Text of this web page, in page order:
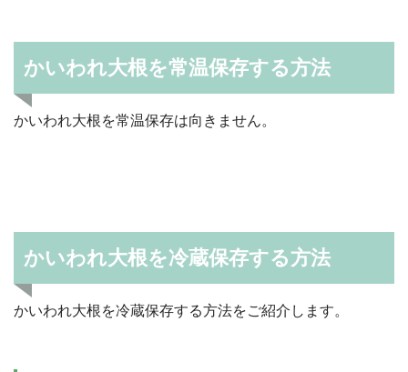
かいわれ大根を常温保存する方法
かいわれ大根を常温保存は向きません。
かいわれ大根を冷蔵保存する方法
かいわれ大根を冷蔵保存する方法をご紹介します。